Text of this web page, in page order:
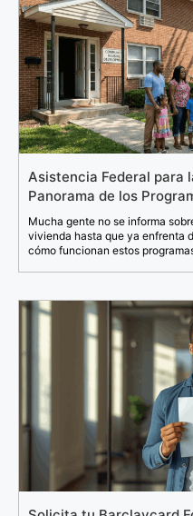
Asistencia Federal para
Panorama de los
Mucha gente no se informa
vivienda hasta que ya enfrenta
cómo funcionan estos